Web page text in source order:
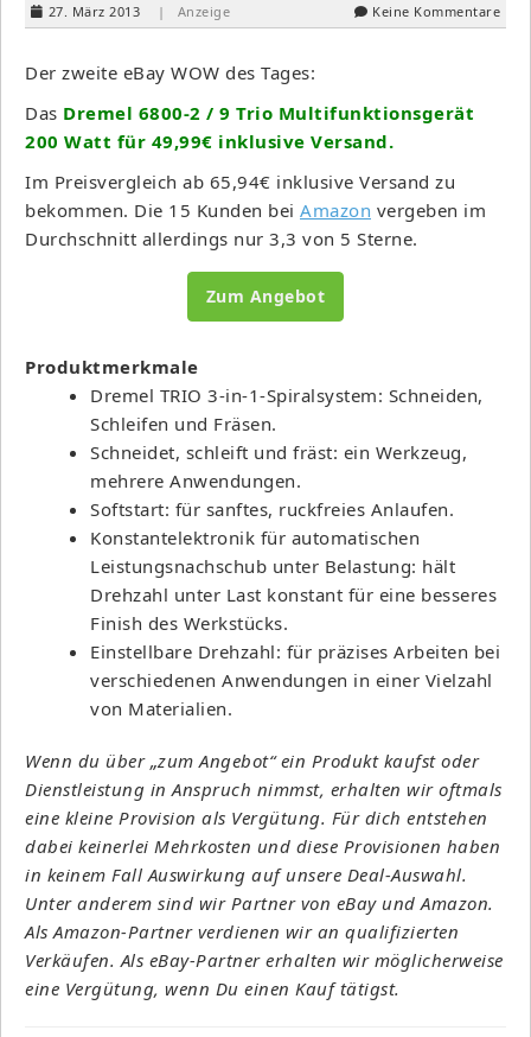
27. März 2013 | Anzeige Keine Kommentare
Der zweite eBay WOW des Tages:
Das Dremel 6800-2 / 9 Trio Multifunktionsgerät
200 Watt für 49,99€ inklusive Versand.
Im Preisvergleich ab 65,94€ inklusive Versand zu
bekommen. Die 15 Kunden bei Amazon vergeben im
Durchschnitt allerdings nur 3,3 von 5 Sterne.
Zum Angebot
Produktmerkmale
Dremel TRIO 3-in-1-Spiralsystem: Schneiden,
Schleifen und Fräsen.
Schneidet, schleift und fräst: ein Werkzeug,
mehrere Anwendungen.
Softstart: für sanftes, ruckfreies Anlaufen.
Konstantelektronik für automatischen
Leistungsnachschub unter Belastung: hält
Drehzahl unter Last konstant für eine besseres
Finish des Werkstücks.
Einstellbare Drehzahl: für präzises Arbeiten bei
verschiedenen Anwendungen in einer Vielzahl
von Materialien.
Wenn du über „zum Angebot“ ein Produkt kaufst oder
Dienstleistung in Anspruch nimmst, erhalten wir oftmals
eine kleine Provision als Vergütung. Für dich entstehen
dabei keinerlei Mehrkosten und diese Provisionen haben
in keinem Fall Auswirkung auf unsere Deal-Auswahl.
Unter anderem sind wir Partner von eBay und Amazon.
Als Amazon-Partner verdienen wir an qualifizierten
Verkäufen. Als eBay-Partner erhalten wir möglicherweise
eine Vergütung, wenn Du einen Kauf tätigst.